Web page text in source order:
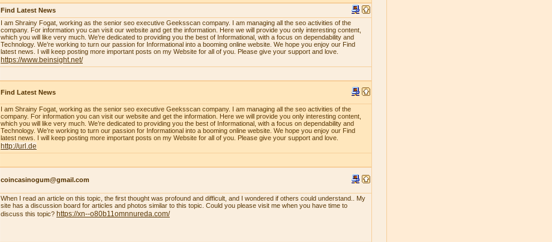
Find Latest News
I am Shrainy Fogat, working as the senior seo executive Geeksscan company. I am managing all the seo activities of the
company. For information you can visit our website and get the information. Here we will provide you only interesting content,
which you will like very much. We’re dedicated to providing you the best of Informational, with a focus on dependability and
Technology. We’re working to turn our passion for Informational into a booming online website. We hope you enjoy our Find
latest news. I will keep posting more important posts on my Website for all of you. Please give your support and love.
https://www.beinsight.net/
Find Latest News
I am Shrainy Fogat, working as the senior seo executive Geeksscan company. I am managing all the seo activities of the
company. For information you can visit our website and get the information. Here we will provide you only interesting content,
which you will like very much. We’re dedicated to providing you the best of Informational, with a focus on dependability and
Technology. We’re working to turn our passion for Informational into a booming online website. We hope you enjoy our Find
latest news. I will keep posting more important posts on my Website for all of you. Please give your support and love.
http://url.de
coincasinogum@gmail.com
When I read an article on this topic, the first thought was profound and difficult, and I wondered if others could understand.. My
site has a discussion board for articles and photos similar to this topic. Could you please visit me when you have time to
discuss this topic? https://xn--o80b11omnnureda.com/